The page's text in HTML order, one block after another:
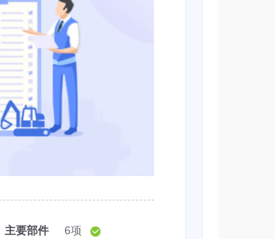
主要部件 6项